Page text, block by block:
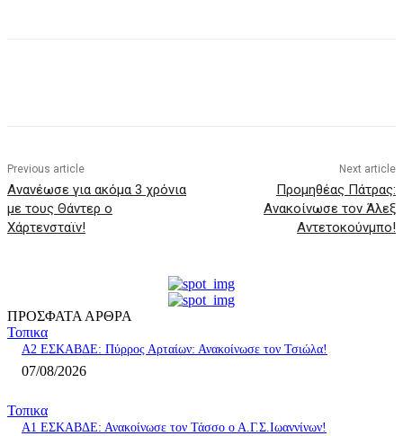
Previous article
Ανανέωσε για ακόμα 3 χρόνια
με τους Θάντερ ο
Χάρτενσταϊν!
Next article
Προμηθέας Πάτρας:
Ανακοίνωσε τον Άλεξ
Αντετοκούνμπο!
ΠΡΟΣΦΑΤΑ ΑΡΘΡΑ
Τοπικα
A2 ΕΣΚΑΒΔΕ: Πύρρος Αρταίων: Ανακοίνωσε τον Τσιώλα!
07/08/2026
Τοπικα
Α1 ΕΣΚΑΒΔΕ: Ανακοίνωσε τον Τάσσο ο Α.Γ.Σ.Ιωαννίνων!